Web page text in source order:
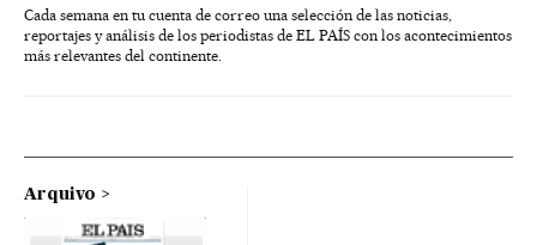
Cada semana en tu cuenta de correo una selección de las noticias,
reportajes y análisis de los periodistas de EL PAÍS con los acontecimientos
más relevantes del continente.
Arquivo